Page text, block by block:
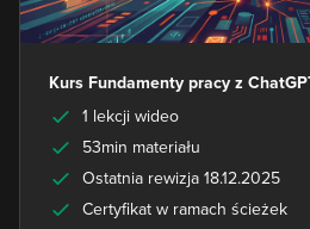
Kurs Fundamenty pracy z
1 lekcji wideo
53min materiału
Ostatnia rewizja 18.12.2025
Certyfikat w ramach ścieżek